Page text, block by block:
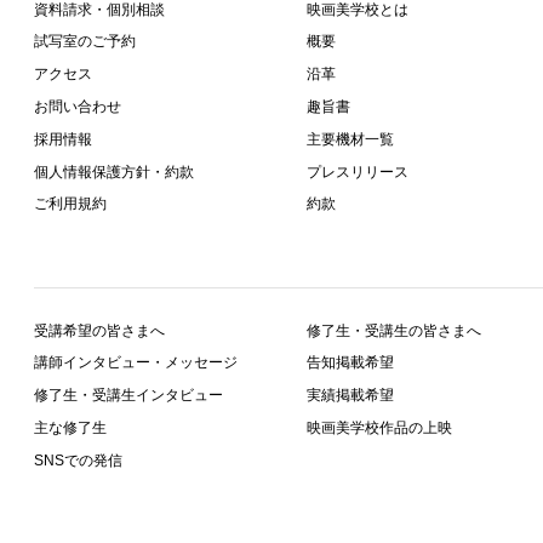
資料請求・個別相談
試写室のご予約
アクセス
お問い合わせ
採用情報
個人情報保護方針・約款
ご利用規約
映画美学校とは
概要
沿革
趣旨書
主要機材一覧
プレスリリース
約款
受講希望の皆さまへ
講師インタビュー・メッセージ
修了生・受講生インタビュー
主な修了生
SNSでの発信
修了生・受講生の皆さまへ
告知掲載希望
実績掲載希望
映画美学校作品の上映